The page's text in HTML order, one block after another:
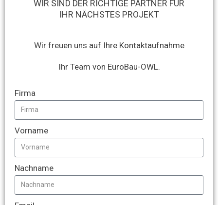
WIR SIND DER RICHTIGE PARTNER FÜR
IHR NÄCHSTES PROJEKT
Wir freuen uns auf Ihre Kontaktaufnahme
Ihr Team von EuroBau-OWL.
Firma
Vorname
Nachname